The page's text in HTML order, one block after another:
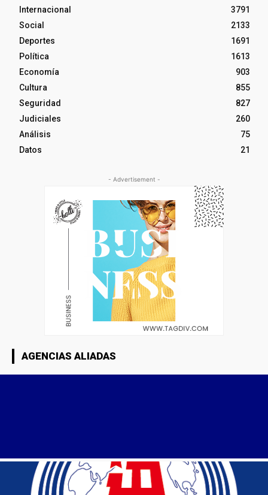
Internacional
3791
Social
2133
Deportes
1691
Política
1613
Economía
903
Cultura
855
Seguridad
827
Judiciales
260
Análisis
75
Datos
21
- Advertisement -
AGENCIAS ALIADAS